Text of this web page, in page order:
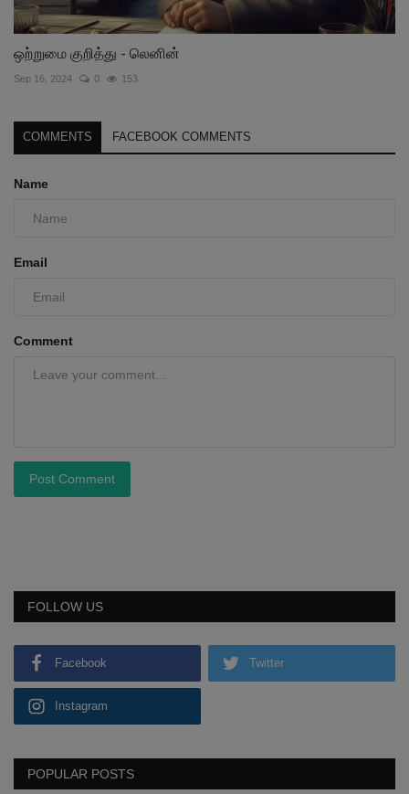
ஒற்றுமை குறித்து - லெனின்
Sep 16, 2024 0 153
COMMENTS FACEBOOK COMMENTS
Name
Email
Comment
Post Comment
FOLLOW US
Facebook Twitter
Instagram
POPULAR POSTS